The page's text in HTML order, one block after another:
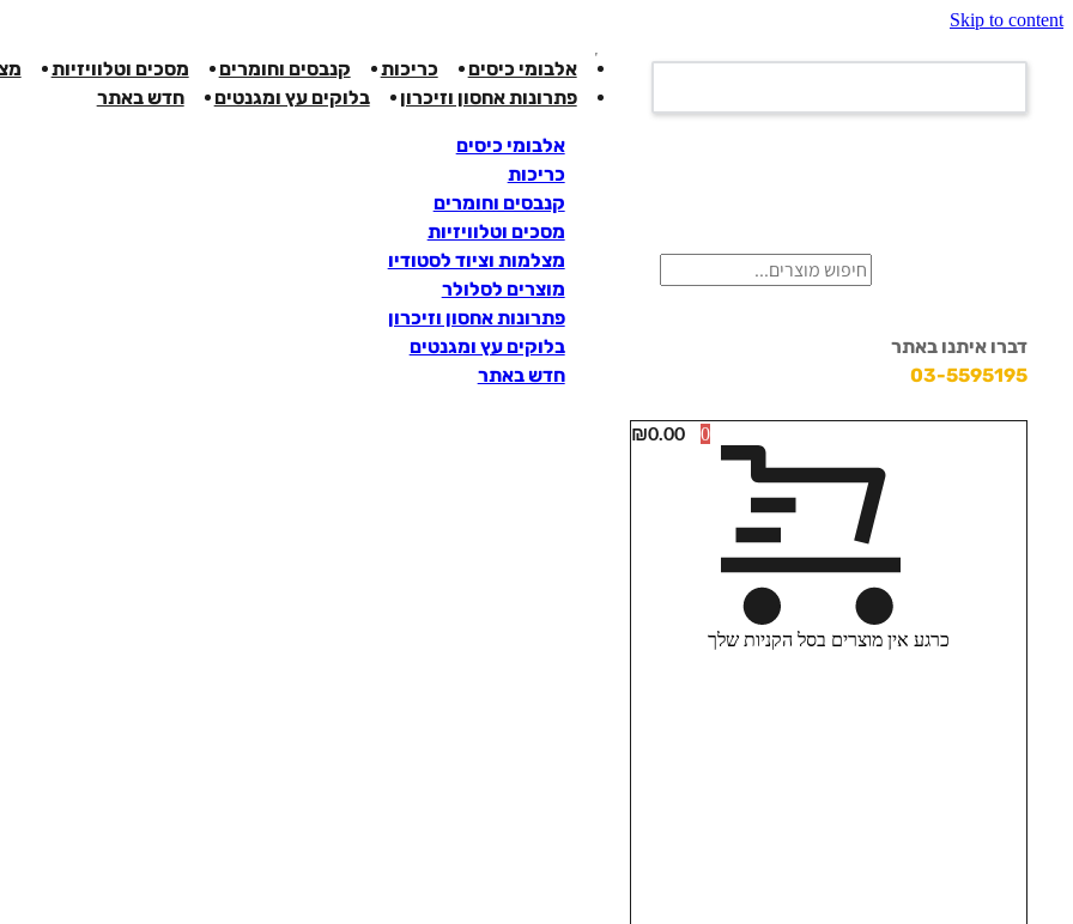
Skip to content
דברו איתנו באתר
03-5595195
₪0.00
כרגע אין מוצרים בסל הקניות שלך
אלבומי כיסים כריכות קנבסים וחומרים מסכים וטלוויזיות
פתרונות אחסון וזיכרון
בלוקים עץ ומגנטים חדש באתר
אלבומי כיסים
כריכות
קנבסים וחומרים
מסכים וטלוויזיות
מצלמות וציוד לסטודיו
מוצרים לסלולר
פתרונות אחסון וזיכרון
בלוקים עץ ומגנטים
חדש באתר